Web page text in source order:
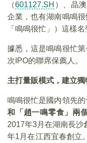
（601127.SH ）、晶
企業，也有湖南鳴鳴
「鳴鳴很忙」）這樣
據悉，這是鳴鳴很忙
次IPO的聯席保薦人。
主打量販模式，建立獨
鳴鳴很忙是國内領先
和「趙一鳴零食」兩
2017年3月在湖南長
年1月在江西宜春創立